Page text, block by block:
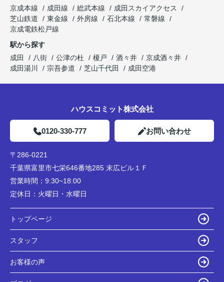
京成本線
成田線 総武本線
成田スカイアクセス
芝山鉄道
東金線 外房線 石北本線
常磐線
京成電鉄松戸線
駅から探す
成田
八街 公津の杜 榎戸 酒々井
京成酒々井
成田湯川
宗吾参道 芝山千代田 成田空港
ハウスコミット株式会社
0120-330-777 お問い合わせ
〒286-0221
千葉県富里市七栄646番地285 末広ビル１Ｆ
営業時間： 9:30~18:00
定休日： 火曜日・水曜日
トップページ
スタッフ
お客様の声